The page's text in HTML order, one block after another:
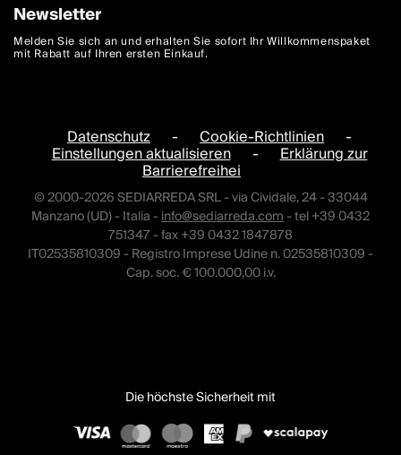
Newsletter
Melden Sie sich an und erhalten Sie sofort Ihr Willkommenspaket
mit Rabatt auf Ihren ersten Einkauf.
Datenschutz - Cookie-Richtlinien -
Einstellungen aktualisieren - Erklärung zur
Barrierefreihei
© 2000-2026 SEDIARREDA SRL - via Cividale, 24 - 33044
Manzano (UD) - Italia -info@sediarreda.com- tel +39 0432
751347 - fax +39 0432 1847878
IT02535810309 - Registro Imprese Udine n. 02535810309 -
Cap. soc. € 100.000,00 i.v.
Die höchste Sicherheit mit